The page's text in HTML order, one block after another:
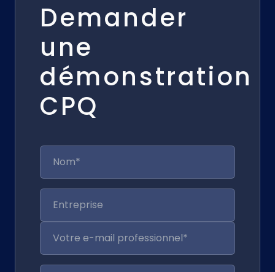
Demander
une
démonstration
CPQ